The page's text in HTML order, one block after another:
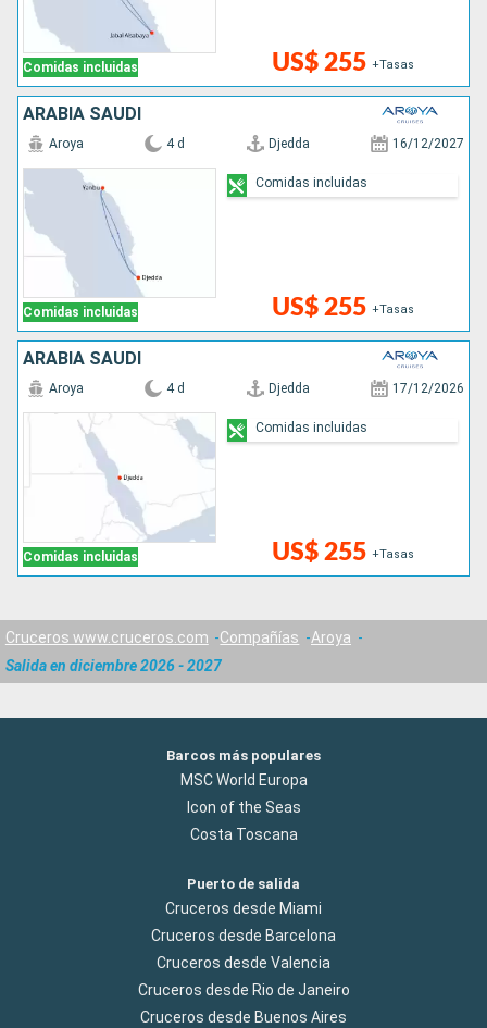
Comidas incluidas US$ 255 +Tasas
ARABIA SAUDÍ
Comidas incluidas
Aroya 4 d Djedda 16/12/2027
US$ 255 +Tasas
Comidas incluidas
ARABIA SAUDÍ
Comidas incluidas
Aroya 4 d Djedda 17/12/2026
US$ 255 +Tasas
Comidas incluidas
Cruceros www.cruceros.com Compañías
Aroya
Salida en diciembre 2026 - 2027
Barcos más populares
MSC World Europa
Icon of the Seas
Costa Toscana
Puerto de salida
Cruceros desde Miami
Cruceros desde Barcelona
Cruceros desde Valencia
Cruceros desde Rio de Janeiro
Cruceros desde Buenos Aires